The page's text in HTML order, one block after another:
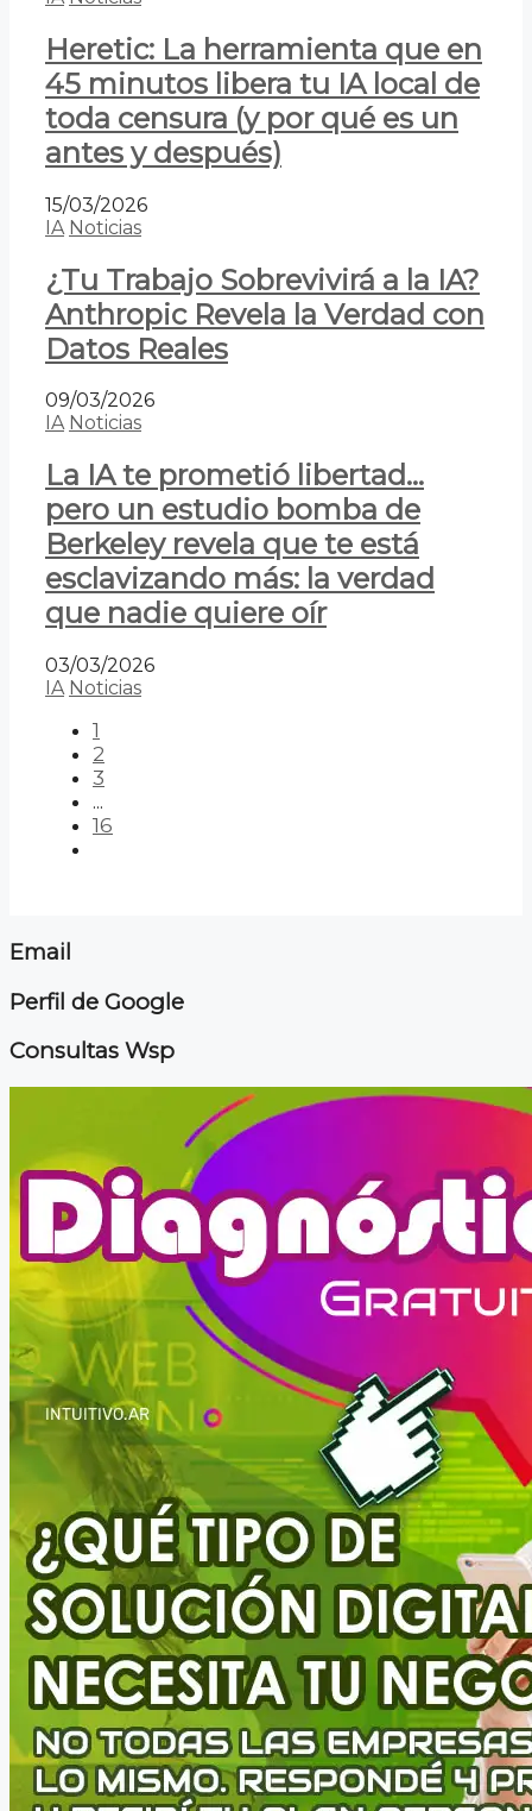
Heretic: La herramienta que en
45 minutos libera tu IA local de
toda censura (y por qué es un
antes y después)
15/03/2026
IA Noticias
¿Tu Trabajo Sobrevivirá a la IA?
Anthropic Revela la Verdad con
Datos Reales
09/03/2026
IA Noticias
La IA te prometió libertad…
pero un estudio bomba de
Berkeley revela que te está
esclavizando más: la verdad
que nadie quiere oír
03/03/2026
IA Noticias
1
2
3
...
16
Email
Perfil de Google
Consultas Wsp